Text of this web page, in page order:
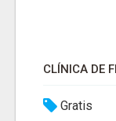
CLÍNICA DE
Gratis